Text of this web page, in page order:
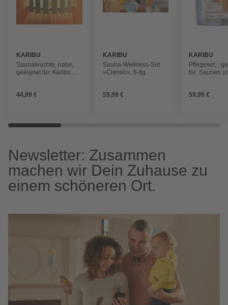
KARIBU
Saunaleuchte, natur,
geeignet für: Karibu
44,99 €
KARIBU
Sauna-Wellness-Set
»Classic«, 6-tlg.
59,99 €
KARIBU
Pflegeset, ,
für: Saunen
59,99 €
Newsletter: Zusammen
machen wir Dein Zuhause zu
einem schöneren Ort.